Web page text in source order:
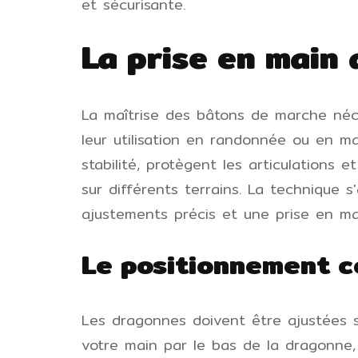
La prise en
La maîtrise des bâtons de marche
leur utilisation en randonnée ou en
stabilité, protègent les articulations
sur différents terrains. La technique
ajustements précis et une prise en
Le positionnement
Les dragonnes doivent être ajustées
votre main par le bas de la